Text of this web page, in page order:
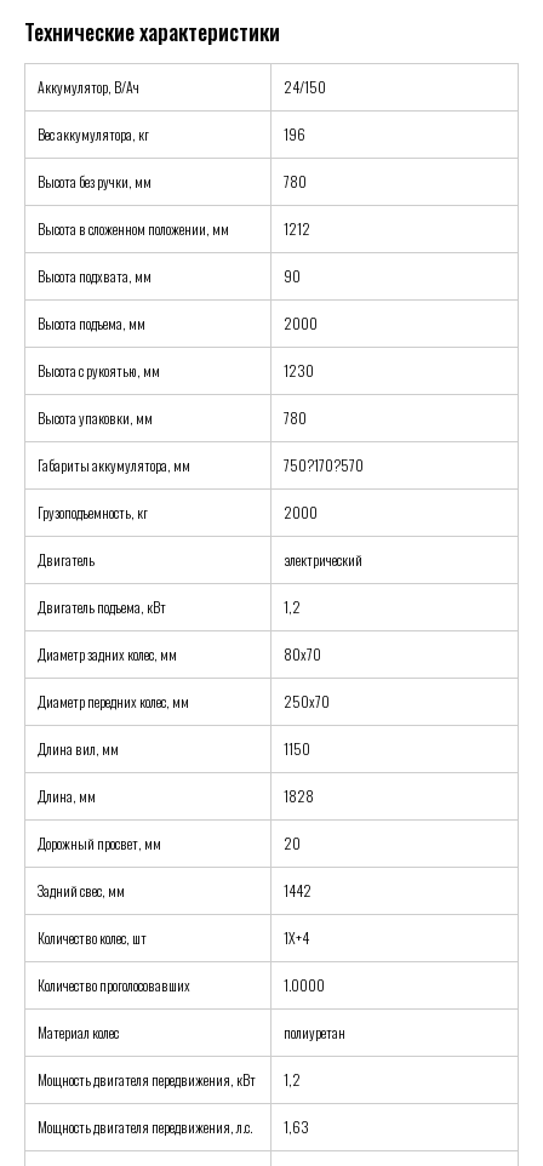
Аккумулятор, В/Ач 24/150
Вес аккумулятора, кг 196
Высота без ручки, мм 780
Высота в сложенном положении, мм 1212
Высота подхвата, мм 90
Высота подъема, мм 2000
Высота с рукоятью, мм 1230
Высота упаковки, мм 780
Габариты аккумулятора, мм 750?170?570
Грузоподъемность, кг 2000
Двигатель электрический
Двигатель подъема, кВт 1,2
Диаметр задних колес, мм 80х70
Диаметр передних колес, мм 250х70
Длина вил, мм 1150
Длина, мм 1828
Дорожный просвет, мм 20
Задний свес, мм 1442
Количество колес, шт 1X+4
Количество проголосовавших 1.0000
Материал колес полиуретан
Мощность двигателя передвижения, кВт 1,2
Мощность двигателя передвижения, л.с. 1,63